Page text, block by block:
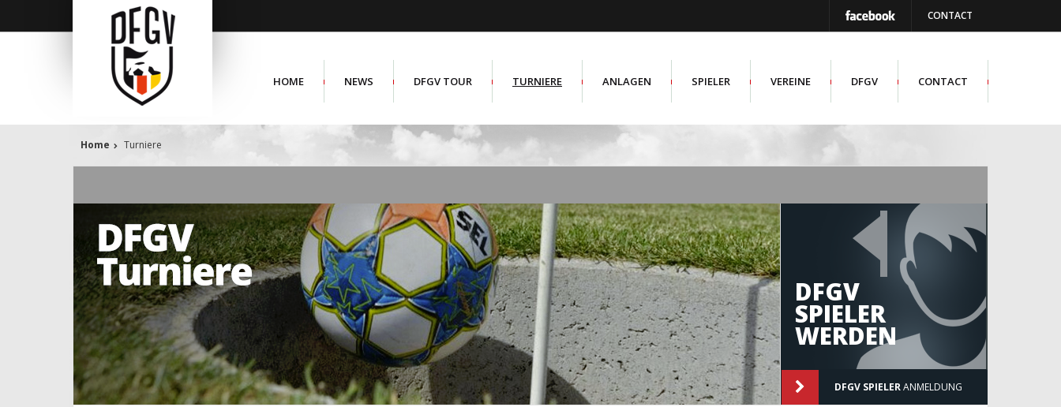
CONTACT
HOME NEWS DFGV TOUR TURNIERE ANLAGEN SPIELER VEREINE DFGV CONTACT
Home Turniere
DFGV
SPIELER
WERDEN
DFGV SPIELERANMELDUNG